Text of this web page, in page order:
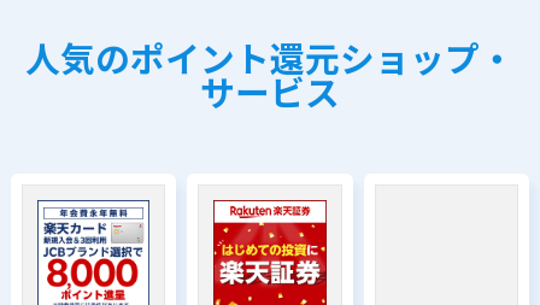
人気のポイント還元ショップ・
サービス